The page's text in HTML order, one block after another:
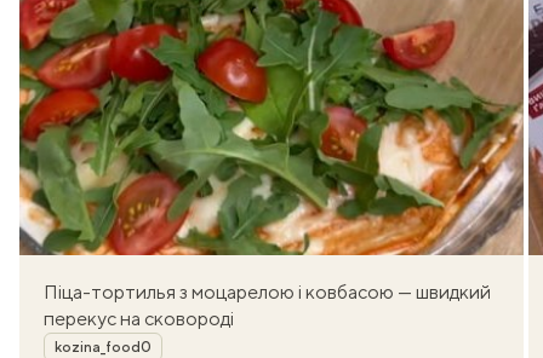
Піца-тортилья з моцарелою і ковбасою — швидкий
перекус на сковороді
Автор
kozina_food0